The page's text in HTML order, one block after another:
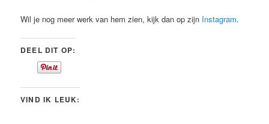
Wil je nog meer werk van hem zien, kijk dan op zijn Instagram.
DEEL DIT OP:
VIND IK LEUK: